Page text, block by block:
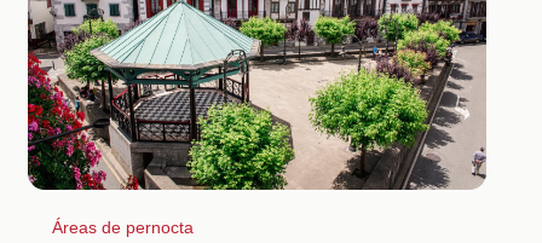
Áreas de pernocta